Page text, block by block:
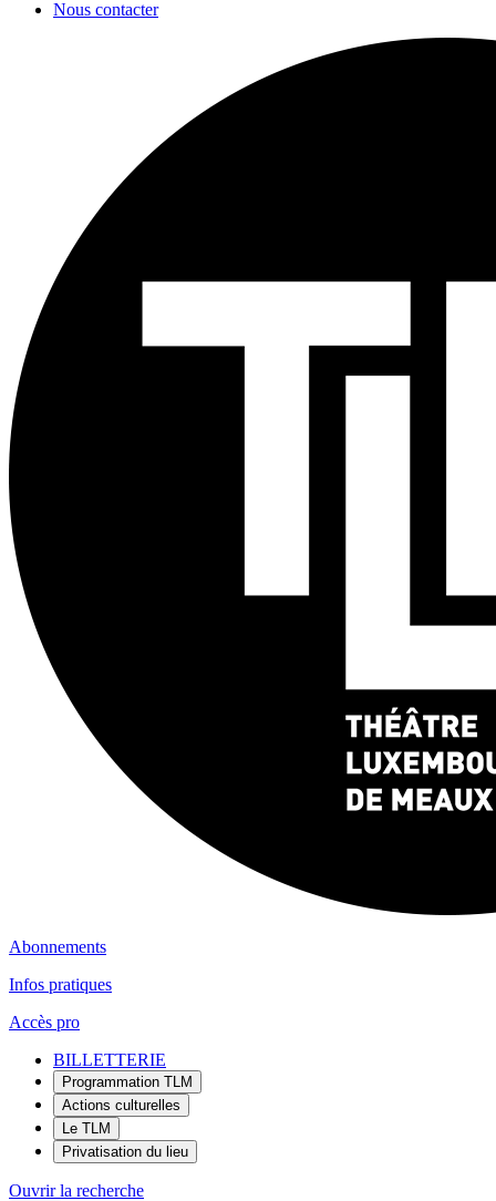
Nous contacter
Abonnements
Infos pratiques
Accès pro
BILLETTERIE
Programmation TLM
Actions culturelles
Le TLM
Privatisation du lieu
Ouvrir la recherche